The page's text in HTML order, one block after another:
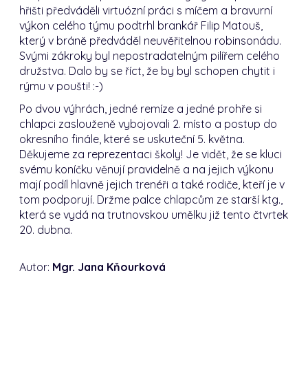
hřišti předváděli virtuózní práci s míčem a bravurní
výkon celého týmu podtrhl brankář Filip Matouš,
který v bráně předváděl neuvěřitelnou robinsonádu.
Svými zákroky byl nepostradatelným pilířem celého
družstva. Dalo by se říct, že by byl schopen chytit i
rýmu v poušti! :-)
Po dvou výhrách, jedné remíze a jedné prohře si
chlapci zaslouženě vybojovali 2. místo a postup do
okresního finále, které se uskuteční 5. května.
Děkujeme za reprezentaci školy! Je vidět, že se kluci
svému koníčku věnují pravidelně a na jejich výkonu
mají podíl hlavně jejich trenéři a také rodiče, kteří je v
tom podporují. Držme palce chlapcům ze starší ktg.,
která se vydá na trutnovskou umělku již tento čtvrtek
20. dubna.
Autor: Mgr. Jana Kňourková